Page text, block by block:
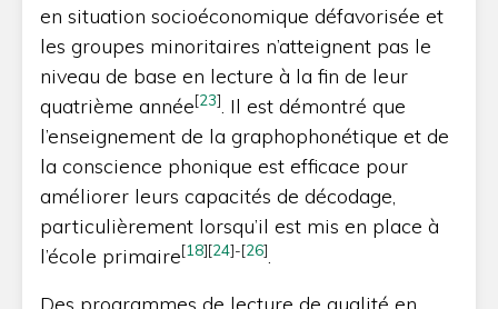
en situation socioéconomique défavorisée et
les groupes minoritaires n’atteignent pas le
niveau de base en lecture à la fin de leur
quatrième année[23]. Il est démontré que
l’enseignement de la graphophonétique et de
la conscience phonique est efficace pour
améliorer leurs capacités de décodage,
particulièrement lorsqu’il est mis en place à
l’école primaire[18][24]-[26].